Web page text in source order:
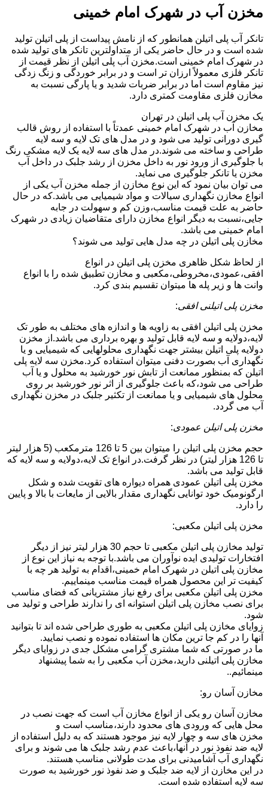
مخزن آب در شهرک امام خمینی
تانکر آب پلی اتیلن همانطور که از نامش پیداست از پلی اتیلن تولید
شده است و در حال حاضر یکی از متداولترین تانکر های تولید شده
در شهرک امام خمینی است.مخزن آب پلی اتیلن از نظر قیمت از
تانکر فلزی معمولاً ارزان تر است و در برابر خوردگی و زنگ زدگی
نیز مقاوم است اما در برابر ضربات شدید و یا پارگی نسبت به
مخازن فلزی مقاومت کمتری دارد.
یک مخزن آب پلی اتیلن در تهران
مخازن آب در شهرک امام خمینی عمدتاً با استفاده از روش قالب
گیری دورانی تولید می شود و در مدل های تک لایه و سه لایه
طراحی و ساخته می شوند.در مدل های سه لایه یک لایه مشکی رنگ
با جلوگیری از ورود نور به داخل مخزن از رشد جلبک در داخل آب
مخزن یا تانکر جلوگیری می نماید.
می توان بیان نمود که این نوع مخازن از جمله مخزن آب یکی از
انواع مخازن نگهداری سیالات و مواد شیمیایی می باشد.که در حال
حاضر به علت قیمت مناسب،وزن کم و سهولت در جابه
جایی،نسبت به دیگر انواع مخازن دارای متقاضیان زیادی در شهرک
امام خمینی می باشد.
مخازن پلی اتیلن در چه مدل هایی تولید می شوند؟
از لحاظ شکل ظاهری مخزن پلی اتیلن در انواع
افقی،عمودی،مخروطی،مکعبی و مخازن تطبیق شده را با انواع
وانت ها و زیر پله ها میتوان تقسیم بندی کرد.
مخزن پلی اتیلنی افقی:
مخزن پلی اتیلن افقی به زاویه ها و اندازه های مختلف به طور تک
لایه،دولایه و سه لایه قابل تولید و بهره برداری می باشد.از مخزن
دولایه پلی اتیلن بیشتر جهت نگهداری محلولهایی که شیمیایی و یا
نگهداری آب بصورت دفنی میتوان استفاده کرد.مخزن سه لایه پلی
اتیلن که بمنظور ممانعت از تابش نور خورشید به محلول و یا آب
طراحی می شود،که باعث جلوگیری از اثر نور خورشید بر روی
محلول های شیمیایی و یا ممانعت از تکثیر جلبک در مخزن نگهداری
آب می گردد.
مخزن پلی اتیلن عمودی:
حجم مخزن پلی اتیلن را میتوان بین 5 تا 126 مترمکعب (5 هزار لیتر
تا 126 هزار لیتر) در نظر گرفت.در انواع تک لایه،دولایه و سه لایه که
قابل تولید می باشد.
مخزن پلی اتیلن عمودی همراه دیواره های تقویت شده و شکل
ارگونومیک خود توانایی نگهداری مقدار بالایی از مایعات با بالا و پایین
را دارد.
مخزن پلی اتیلن مکعبی:
تولید مخازن پلی اتیلن مکعبی تا حجم 30 هزار لیتر نیز از دیگر
افتخارات تولیدی ایده نوآوران می باشد.با توجه به نیاز این نوع از
مخازن پلی اتیلن در شهرک امام خمینی،اقدام به تولید هر چه با
کیفیت تر این محصول همراه قیمت مناسب مینماییم.
مخزن پلی اتیلن مکعبی برای رفع نیاز مشتریانی که فضای مناسب
برای نصب مخازن پلی اتیلن استوانه ای را ندارند طراحی و تولید می
شود.
زوایای مخازن پلی اتیلن مکعبی به طوری طراحی شده اند تا بتوانید
آنها را در کم جا ترین مکان ها استفاده نموده و نصب نمایید.
ما در صورتی که شما مشتری گرامی مشکل جدی در زوایای دیگر
مخازن پلی اتیلنی دارید،مخزن آب مکعبی را به شما پیشنهاد
مینمائیم..
مخازن آسان رو:
مخازن آسان رو یکی از انواع مخازن آب است که جهت نصب در
محل هایی که ورودی های محدود دارند،مناسب است و
مخزن های سه و چهار لایه نیز موجود هستند که به دلیل استفاده از
لایه ضد نفوذ نور در آنها،باعث عدم رشد جلبک ها می شوند و برای
نگهداری آب آشامیدنی برای مدت طولانی مناسب هستند.
در این مخازن از لایه ضد جلبک و ضد نفوذ نور خورشید به صورت
سه لایه استفاده شده است.